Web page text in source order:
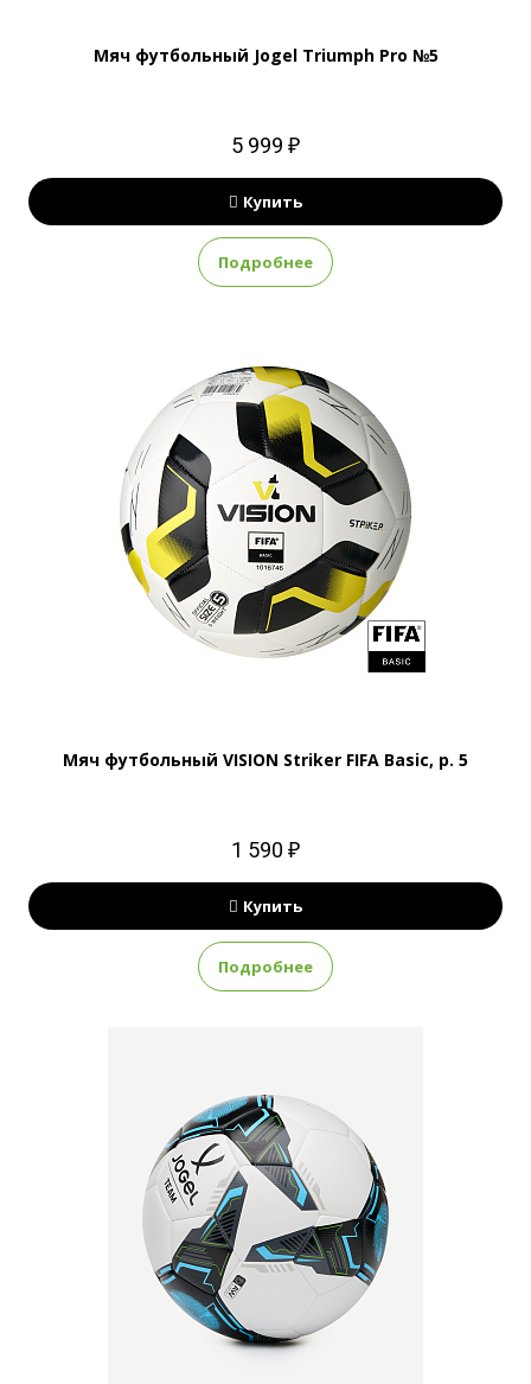
Мяч футбольный Jogel Triumph Pro №5
5 999 ₽
Купить
Подробнее
Мяч футбольный VISION Striker FIFA Basic, р. 5
1 590 ₽
Купить
Подробнее